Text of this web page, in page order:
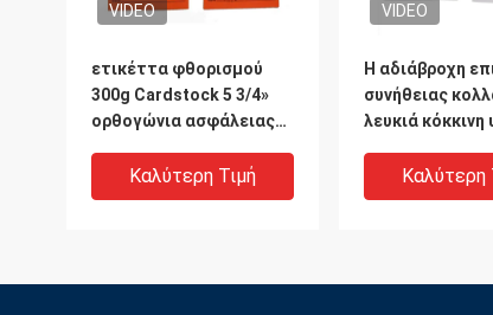
VIDEO
ετικέττα φθορισμού
300g Cardstock 5 3/4»
ορθογώνια ασφάλειας
Καλύτερη Τιμή
VIDEO
Η αδιάβροχη
συνήθειας
λευκιά κόκκινη
ετικεττών
Καλύτερη